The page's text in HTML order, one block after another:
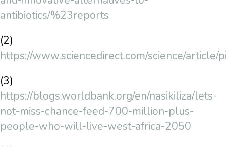
antibiotics/%23reports
(2)
https://www.sciencedirect.com/science/
(3)
https://blogs.worldbank.org/en/nasikiliza/lets-
not-miss-chance-feed-700-million-plus-
people-who-will-live-west-africa-2050